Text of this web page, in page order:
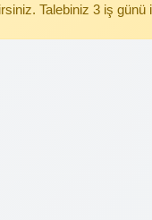
Talebiniz 3 iş